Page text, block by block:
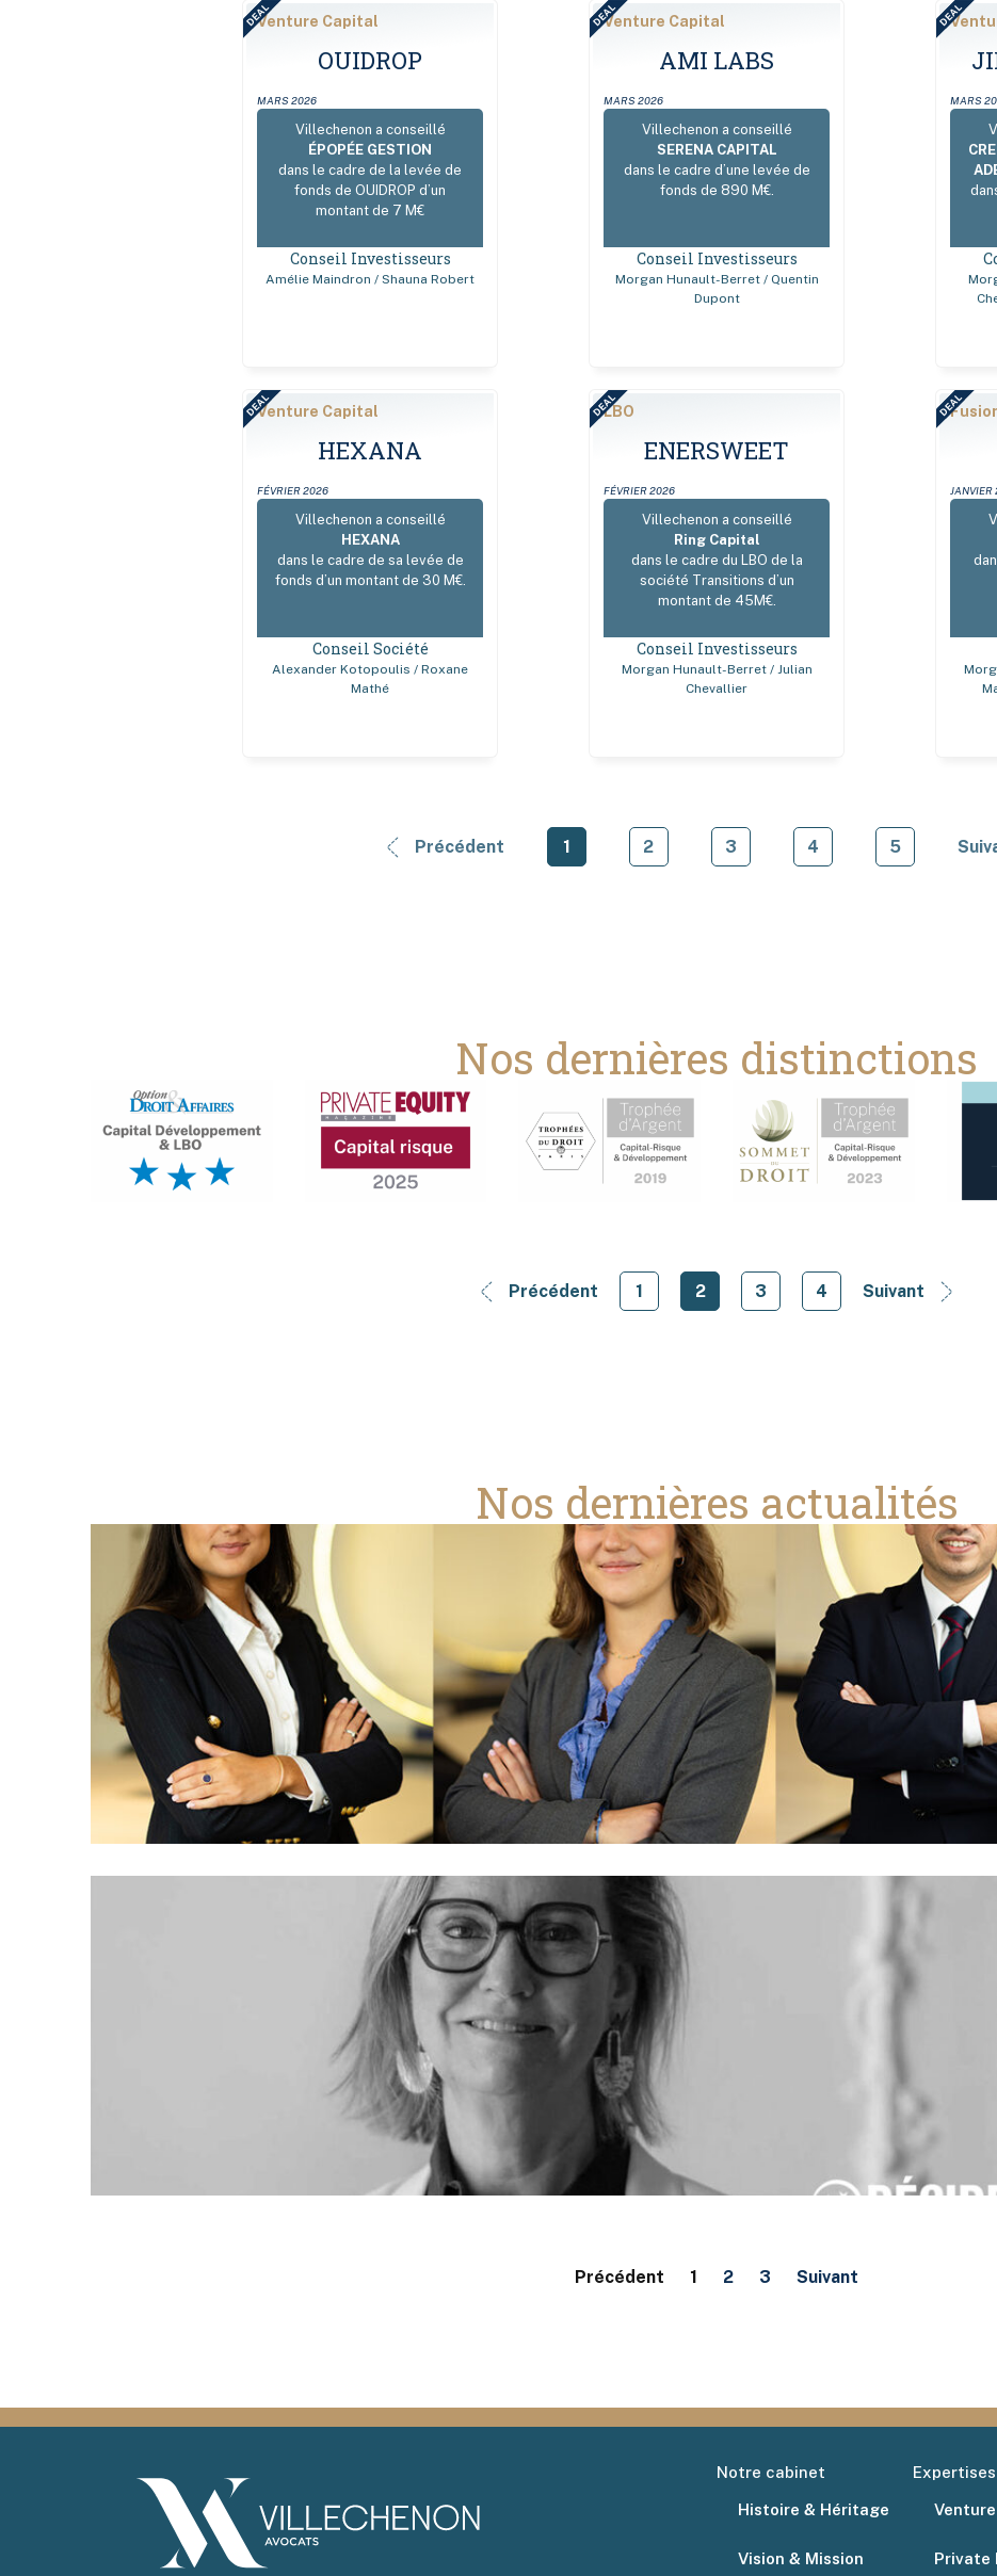
Venture Capital
OUIDROP
MARS 2026
Villechenon a conseillé
ÉPOPÉE GESTION
dans le cadre de la levée de
fonds de OUIDROP d’un
montant de 7 M€
Conseil Investisseurs
Amélie Maindron / Shauna Robert
DEAL Venture Capital
AMI LABS
MARS 2026
Villechenon a conseillé
SERENA CAPITAL
dans le cadre d’une levée de
fonds de 890 M€.
Conseil Investisseurs
Morgan Hunault-Berret / Quentin
Dupont
DEAL
MARS
DEAL
Venture Capital
HEXANA
FÉVRIER 2026
Villechenon a conseillé
HEXANA
dans le cadre de sa levée de
fonds d’un montant de 30 M€.
Conseil Société
Alexander Kotopoulis / Roxane
Mathé
DEAL LBO
ENERSWEET
FÉVRIER 2026
Villechenon a conseillé
Ring Capital
dans le cadre du LBO de la
société Transitions d’un
montant de 45M€.
Conseil Investisseurs
Morgan Hunault-Berret / Julian
Chevallier
DEAL DEAL
Précédent 1 2 3 4 5
Nos dernières distinctions
Précédent 1 2 3 4 Suivant
Nos dernières actualités
Précédent 1 2 3 Suivant
Notre cabinet
Histoire & Héritage
Vision & Mission
Expertises
Private